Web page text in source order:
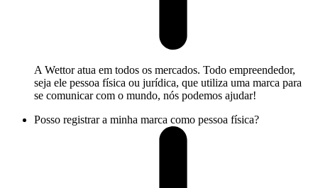
A Wettor atua em todos os mercados. Todo empreendedor,
seja ele pessoa física ou jurídica, que utiliza uma marca para
se comunicar com o mundo, nós podemos ajudar!
Posso registrar a minha marca como pessoa física?